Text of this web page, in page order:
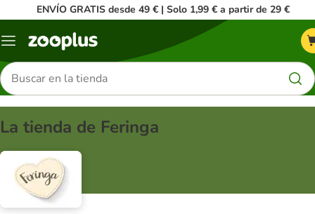
ENVÍO GRATIS desde 49 € | Solo 1,99 € a partir de 29 €
Menú
Buscar
productos
La tienda de Feringa